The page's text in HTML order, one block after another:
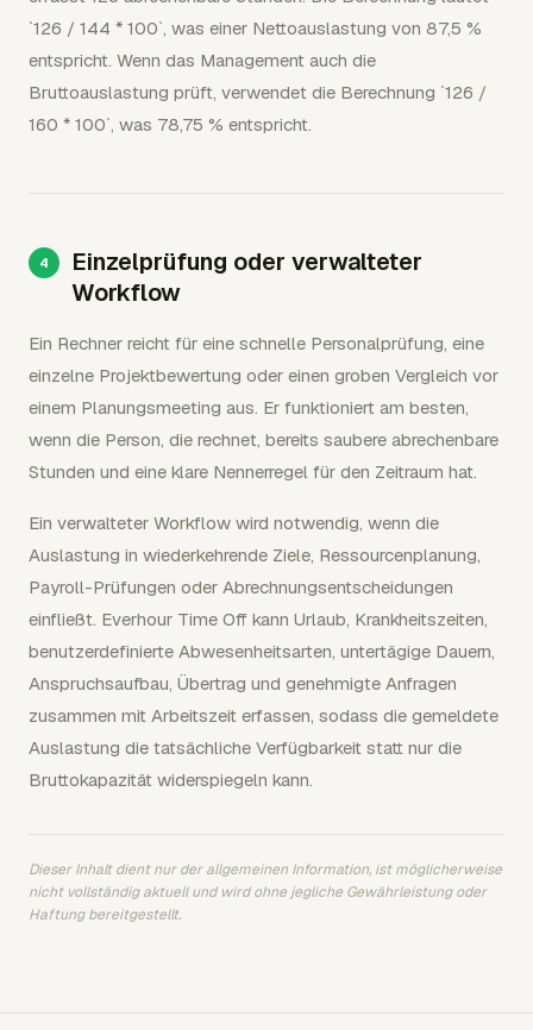
`126 / 144 * 100`, was einer Nettoauslastung von 87,5 %
entspricht. Wenn das Management auch die
Bruttoauslastung prüft, verwendet die Berechnung `126 /
160 * 100`, was 78,75 % entspricht.
Einzelprüfung oder verwalteter
Workflow
Ein Rechner reicht für eine schnelle Personalprüfung, eine
einzelne Projektbewertung oder einen groben Vergleich vor
einem Planungsmeeting aus. Er funktioniert am besten,
wenn die Person, die rechnet, bereits saubere abrechenbare
Stunden und eine klare Nennerregel für den Zeitraum hat.
Ein verwalteter Workflow wird notwendig, wenn die
Auslastung in wiederkehrende Ziele, Ressourcenplanung,
Payroll-Prüfungen oder Abrechnungsentscheidungen
einfließt. Everhour Time Off kann Urlaub, Krankheitszeiten,
benutzerdefinierte Abwesenheitsarten, untertägige Dauern,
Anspruchsaufbau, Übertrag und genehmigte Anfragen
zusammen mit Arbeitszeit erfassen, sodass die gemeldete
Auslastung die tatsächliche Verfügbarkeit statt nur die
Bruttokapazität widerspiegeln kann.
Dieser Inhalt dient nur der allgemeinen Information, ist möglicherweise
nicht vollständig aktuell und wird ohne jegliche Gewährleistung oder
Haftung bereitgestellt.